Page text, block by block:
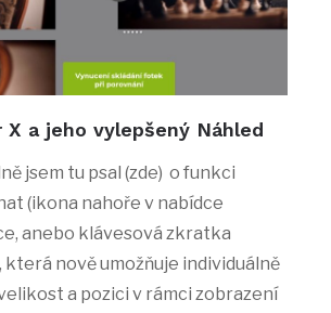
X a jeho vylepšený Náhled
jsem tu psal (zde) o funkci
(ikona nahoře v nabídce
anebo klávesová zkratka
která nově umožňuje individuálně
a pozici v rámci zobrazení